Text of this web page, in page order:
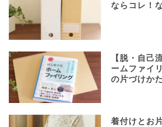
ならコレ！
【脱・自己
ームファイ
の片づけかた
着付けとお